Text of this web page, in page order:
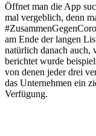
Öffnet man die App
mal vergeblich, denn
am Ende der langen
natürlich danach
berichtet wurde
von denen jeder drei
das Unternehmen ein
Verfügung.